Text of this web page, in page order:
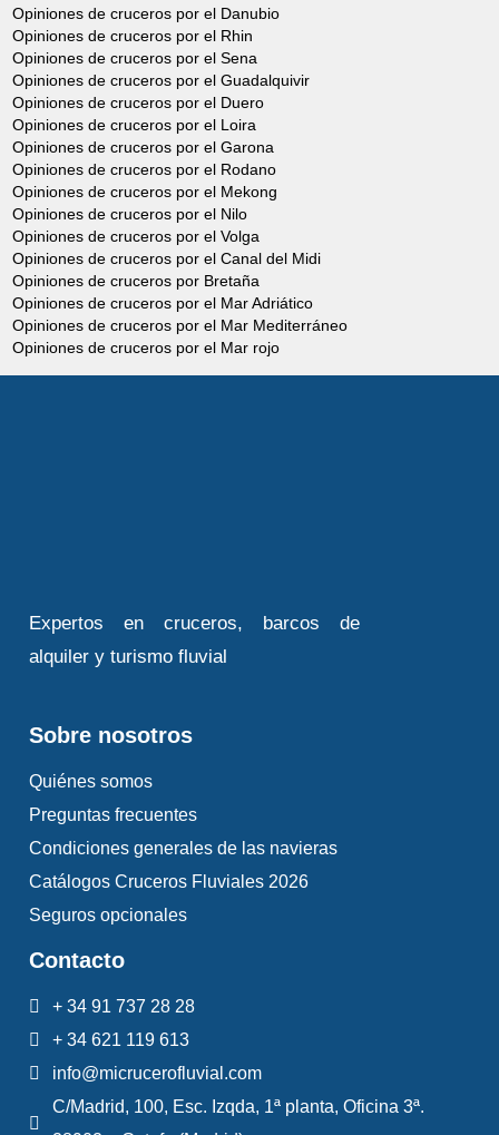
Opiniones de cruceros por el Danubio
Opiniones de cruceros por el Rhin
Opiniones de cruceros por el Sena
Opiniones de cruceros por el Guadalquivir
Opiniones de cruceros por el Duero
Opiniones de cruceros por el Loira
Opiniones de cruceros por el Garona
Opiniones de cruceros por el Rodano
Opiniones de cruceros por el Mekong
Opiniones de cruceros por el Nilo
Opiniones de cruceros por el Volga
Opiniones de cruceros por el Canal del Midi
Opiniones de cruceros por Bretaña
Opiniones de cruceros por el Mar Adriático
Opiniones de cruceros por el Mar Mediterráneo
Opiniones de cruceros por el Mar rojo
Expertos en cruceros, barcos de
alquiler y turismo fluvial
Sobre nosotros
Quiénes somos
Preguntas frecuentes
Condiciones generales de las navieras
Catálogos Cruceros Fluviales 2026
Seguros opcionales
Contacto
+ 34 91 737 28 28
+ 34 621 119 613
info@micrucerofluvial.com
C/Madrid, 100, Esc. Izqda, 1ª planta, Oficina 3ª.